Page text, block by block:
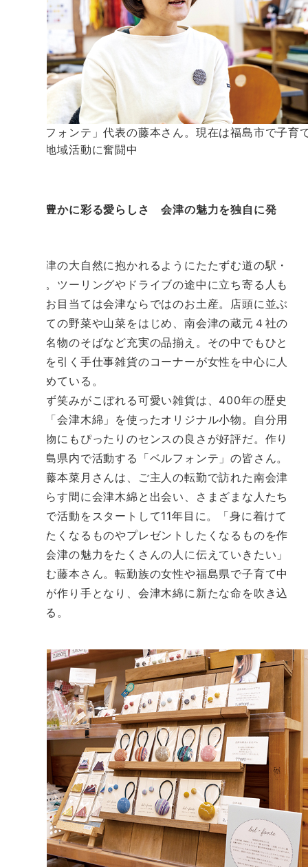
「ベルフォンテ」代表の藤本さん。現在は福島市で子育
ための地域活動に奮闘中
日常を豊かに彩る愛らしさ 会津の魅力を独自に発
南会津の大自然に抱かれるようにたたずむ道の駅・
たじま。ツーリングやドライブの途中に立ち寄る人も
多く、お目当ては会津ならではのお土産。店頭に並ぶ
採れたての野菜や山菜をはじめ、南会津の蔵元４社の
地酒や名物のそばなど充実の品揃え。その中でもひと
きわ目を引く手仕事雑貨のコーナーが女性を中心に人
気を集めている。
思わず笑みがこぼれる可愛い雑貨は、400年の歴史
を持つ「会津木綿」を使ったオリジナル小物。自分用
や贈り物にもぴったりのセンスの良さが好評だ。作り
手は福島県内で活動する「ベルフォンテ」の皆さん。
代表の藤本菜月さんは、ご主人の転勤で訪れた南会津
町で暮らす間に会津木綿と出会い、さまざまな人たち
との縁で活動をスタートして11年目に。「身に着けて
自慢したくなるものやプレゼントしたくなるものを作
って、会津の魅力をたくさんの人に伝えていきたい」
と微笑む藤本さん。転勤族の女性や福島県で子育て中
の女性が作り手となり、会津木綿に新たな命を吹き込
んでいる。